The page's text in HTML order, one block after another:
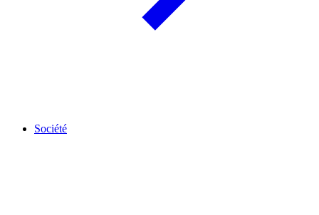
Société